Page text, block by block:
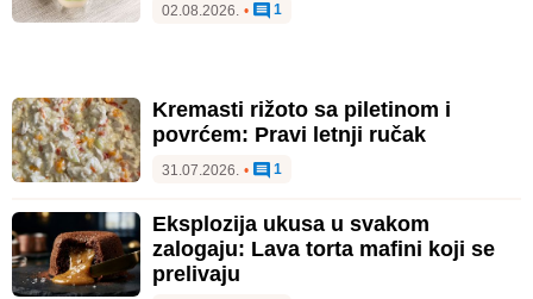
02.08.2026. • 1
Kremasti rižoto sa piletinom i
povrćem: Pravi letnji ručak
31.07.2026. • 1
Eksplozija ukusa u svakom
zalogaju: Lava torta mafini koji se
prelivaju